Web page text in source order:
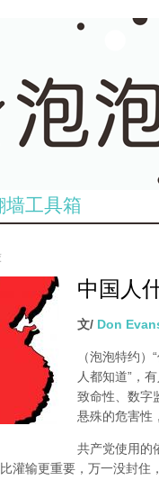
墙工具箱
中国人
文/ Don
（泡泡特约）
人都知道”，
致命性、数字
悬殊的危害性
共产党使用的
灌输更重要，万一没封